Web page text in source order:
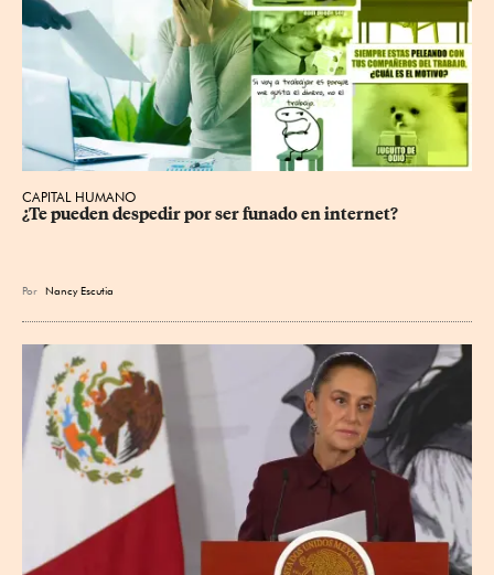
CAPITAL HUMANO
¿Te pueden despedir por ser funado en internet?
Por Nancy Escutia